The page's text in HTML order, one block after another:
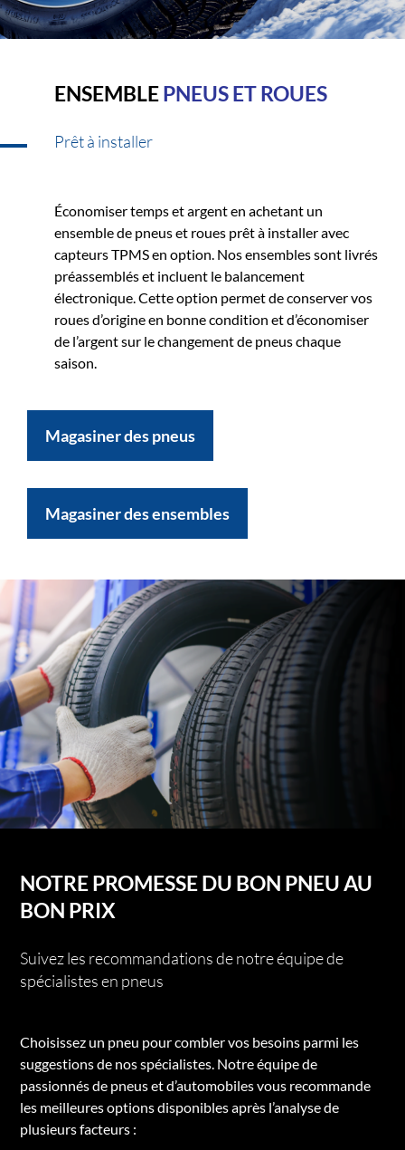
ENSEMBLEPNEUS ET ROUES
Prêt à installer
Économiser temps et argent en achetant un
ensemble de pneus et roues prêt à installer avec
capteurs TPMS en option. Nos ensembles sont livrés
préassemblés et incluent le balancement
électronique. Cette option permet de conserver vos
roues d’origine en bonne condition et d’économiser
de l’argent sur le changement de pneus chaque
saison.
Magasiner des pneus
Magasiner des ensembles
NOTRE PROMESSE DU BON PNEU AU
BON PRIX
Suivez les recommandations de notre équipe de
spécialistes en pneus
Choisissez un pneu pour combler vos besoins parmi les
suggestions de nos spécialistes. Notre équipe de
passionnés de pneus et d’automobiles vous recommande
les meilleures options disponibles après l’analyse de
plusieurs facteurs :